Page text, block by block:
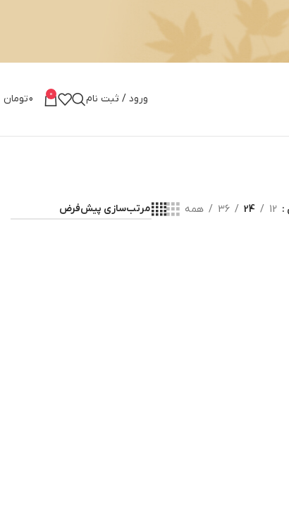
ورود / ثبت نام 0
0تومان
12
24
36 همه